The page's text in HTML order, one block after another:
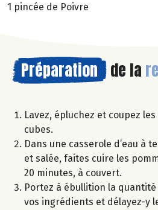
1 pincée de Poivre
Préparation de la
Lavez, épluchez et coupez
cubes.
Dans une casserole d’eau à
et salée, faites cuire les
20 minutes, à couvert.
Portez à ébullition la
vos ingrédients et délayez-y